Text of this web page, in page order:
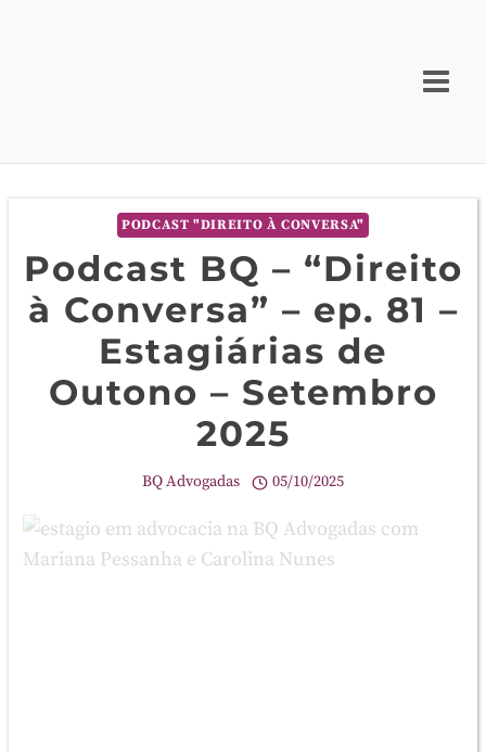
PODCAST "DIREITO À CONVERSA"
Podcast BQ – “Direito
à Conversa” – ep. 81 –
Estagiárias de
Outono – Setembro
2025
BQ Advogadas 05/10/2025